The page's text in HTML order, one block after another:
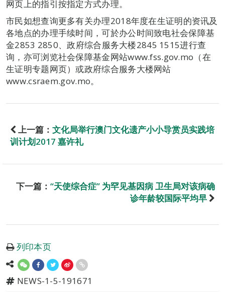
网页上的指引按指定方式办理。
市民如想查询更多有关办理2018年度在生证明的资讯及
各地点的办理手续时间，可於办公时间致电社会保障基
金2853 2850、政府综合服务大楼2845 1515进行查
询，亦可浏览社会保障基金网站www.fss.gov.mo（在
生证明专题网页）或政府综合服务大楼网站
www.csraem.gov.mo。
上一篇： 文化局举行澳门文化遗产小小导赏员实践培
训计划2017 嘉许礼
下一篇： “天使综合症” 为罕见基因病 卫生局对该病确
诊年龄较国际平均早
列印本页
NEWS-1-5-191671